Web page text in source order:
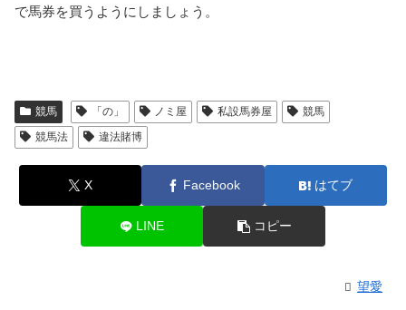
で馬券を買うようにしましょう。
競馬 「の」 ノミ屋 私設馬券屋
競馬
競馬法
違法賭博
X Facebook はてブ
LINE コピー
望愛